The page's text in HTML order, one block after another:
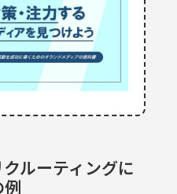
ルーティングに